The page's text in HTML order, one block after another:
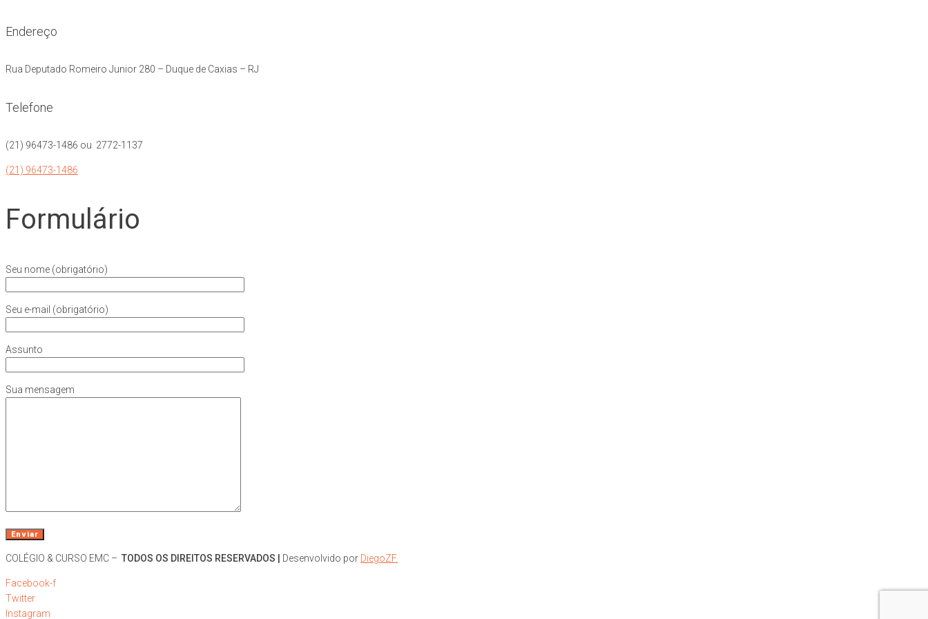
Endereço
Rua Deputado Romeiro Junior 280 – Duque de Caxias – RJ
Telefone
(21) 96473-1486 ou 2772-1137
(21) 96473-1486
Formulário
Seu nome (obrigatório)
Seu e-mail (obrigatório)
Assunto
Sua mensagem
COLÉGIO & CURSO EMC – TODOS OS DIREITOS RESERVADOS | Desenvolvido por DiegoZF.
Facebook-f
Twitter
Instagram